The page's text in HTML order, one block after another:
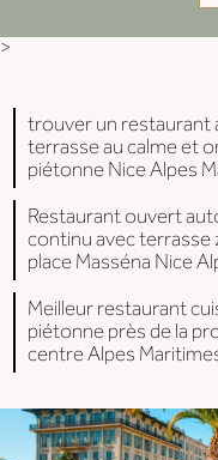
>
trouver un restaurant
terrasse au calme et
piétonne Nice Alpes
Restaurant ouvert
continu avec terrasse
place Masséna Nice
Meilleur restaurant
piétonne près de la
centre Alpes